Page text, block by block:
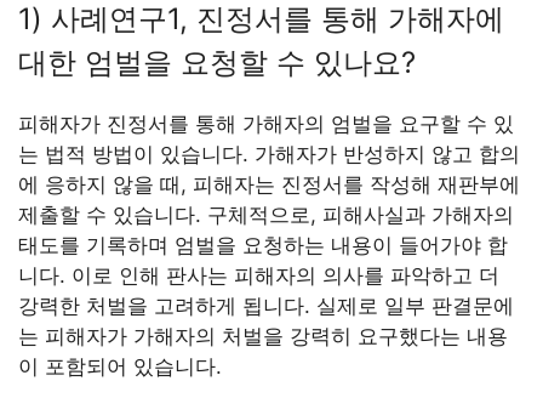
1) 사례연구1, 진정서를 통해 가해자에
대한 엄벌을 요청할 수 있나요?
피해자가 진정서를 통해 가해자의 엄벌을 요구할 수 있
는 법적 방법이 있습니다. 가해자가 반성하지 않고 합의
에 응하지 않을 때, 피해자는 진정서를 작성해 재판부에
제출할 수 있습니다. 구체적으로, 피해사실과 가해자의
태도를 기록하며 엄벌을 요청하는 내용이 들어가야 합
니다. 이로 인해 판사는 피해자의 의사를 파악하고 더
강력한 처벌을 고려하게 됩니다. 실제로 일부 판결문에
는 피해자가 가해자의 처벌을 강력히 요구했다는 내용
이 포함되어 있습니다.